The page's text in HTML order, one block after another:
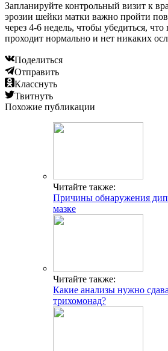
Запланируйте контрольный визит к
эрозии шейки матки важно пройти
через 4-6 недель, чтобы убедиться,
проходит нормально и нет никаких
Поделиться
Отправить
Класснуть
Твитнуть
Похожие публикации
Читайте также:
Причины обнаружения
мазке
Читайте также:
Какие анализы нужно
трихомонад?